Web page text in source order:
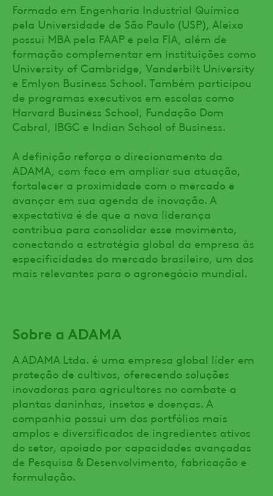
Formado em Engenharia Industrial Química
pela Universidade de São Paulo (USP), Aleixo
possui MBA pela FAAP e pela FIA, além de
formação complementar em instituições como
University of Cambridge, Vanderbilt University
e Emlyon Business School. Também participou
de programas executivos em escolas como
Harvard Business School, Fundação Dom
Cabral, IBGC e Indian School of Business.
A definição reforça o direcionamento da
ADAMA, com foco em ampliar sua atuação,
fortalecer a proximidade com o mercado e
avançar em sua agenda de inovação. A
expectativa é de que a nova liderança
contribua para consolidar esse movimento,
conectando a estratégia global da empresa às
especificidades do mercado brasileiro, um dos
mais relevantes para o agronegócio mundial.
Sobre a ADAMA
A ADAMA Ltda. é uma empresa global líder em
proteção de cultivos, oferecendo soluções
inovadoras para agricultores no combate a
plantas daninhas, insetos e doenças. A
companhia possui um dos portfólios mais
amplos e diversificados de ingredientes ativos
do setor, apoiado por capacidades avançadas
de Pesquisa & Desenvolvimento, fabricação e
formulação.